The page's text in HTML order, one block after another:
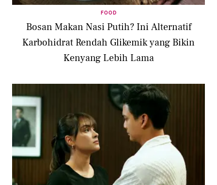
FOOD
Bosan Makan Nasi Putih? Ini Alternatif
Karbohidrat Rendah Glikemik yang Bikin
Kenyang Lebih Lama